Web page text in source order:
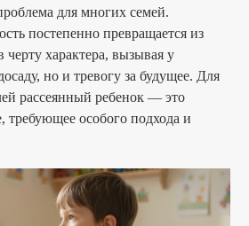
для многих семей.
постепенно превращается из
черту характера, вызывая у
но и тревогу за будущее. Для
рассеянный ребенок — это
требующее особого подхода и